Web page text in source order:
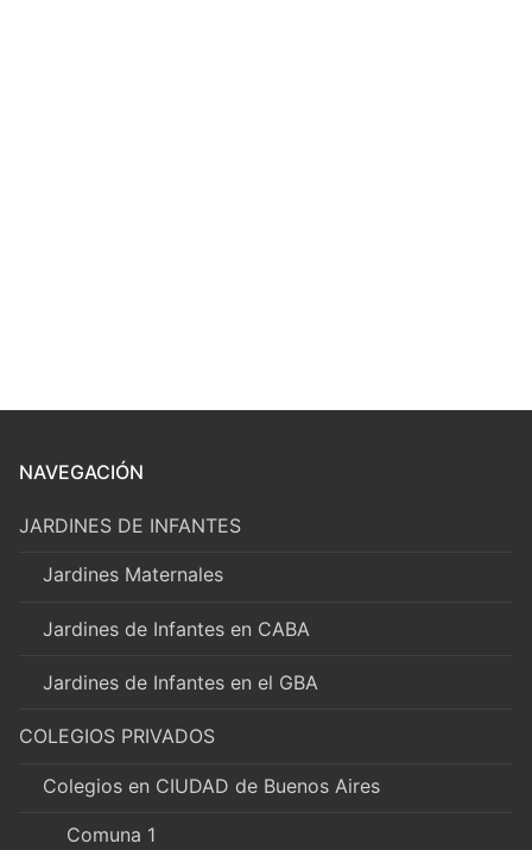
NAVEGACIÓN
JARDINES DE INFANTES
Jardines Maternales
Jardines de Infantes en CABA
Jardines de Infantes en el GBA
COLEGIOS PRIVADOS
Colegios en CIUDAD de Buenos Aires
Comuna 1